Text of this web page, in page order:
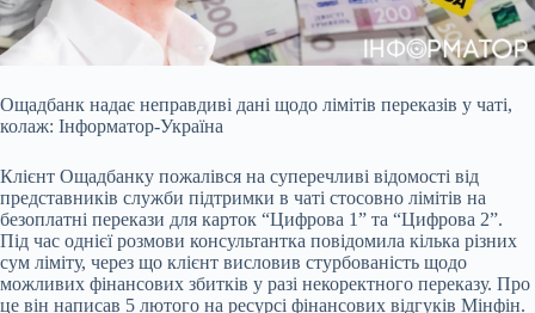
Ощадбанк надає неправдиві дані щодо лімітів переказів у чаті,
колаж: Інформатор-Україна
Клієнт Ощадбанку пожалівся на суперечливі відомості від
представників служби підтримки в чаті стосовно лімітів на
безоплатні перекази для карток “Цифрова 1” та “Цифрова 2”.
Під час однієї розмови консультантка повідомила кілька різних
сум ліміту, через що клієнт висловив стурбованість щодо
можливих фінансових збитків у разі некоректного переказу. Про
це він написав 5 лютого на ресурсі фінансових відгуків Мінфін.